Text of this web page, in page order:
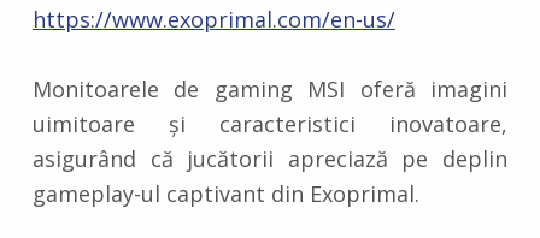
https://www.exoprimal.com/en-us/
Monitoarele de gaming MSI oferă imagini
uimitoare și caracteristici inovatoare,
asigurând că jucătorii apreciază pe deplin
gameplay-ul captivant din Exoprimal.